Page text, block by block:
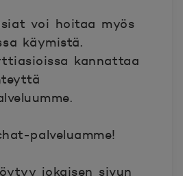
voi hoitaa myös
käymistä.
kannattaa
palveluamme!
jokaisen sivun